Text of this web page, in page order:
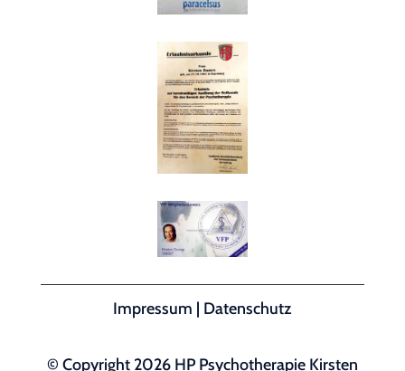
Impressum | Datenschutz
© Copyright 2026 HP Psychotherapie Kirsten